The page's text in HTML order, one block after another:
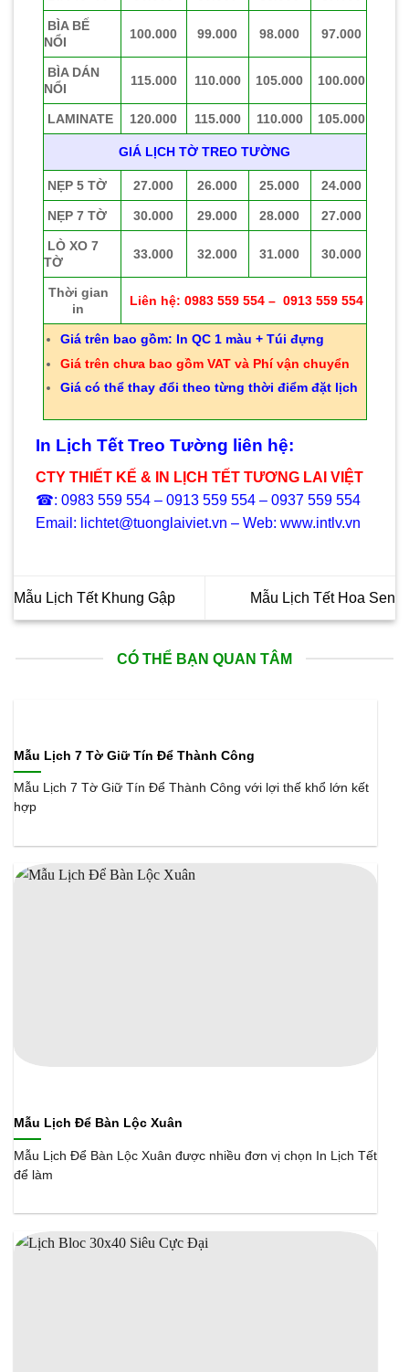
BÌA BẾ
NỔI
100.000 99.000 98.000 97.000
BÌA DÁN
NỔI
115.000 110.000 105.000 100.000
LAMINATE 120.000 115.000 110.000 105.000
GIÁ LỊCH TỜ TREO TƯỜNG
NẸP 5 TỜ 27.000 26.000 25.000 24.000
NẸP 7 TỜ 30.000 29.000 28.000 27.000
LÒ XO 7
TỜ
33.000 32.000 31.000 30.000
Thời gian
in
Liên hệ: 0983 559 554 – 0913 559 554
Giá trên bao gồm: In QC 1 màu + Túi đựng
Giá trên chưa bao gồm VAT và Phí vận chuyển
Giá có thể thay đổi theo từng thời điểm đặt lịch
In Lịch Tết Treo Tường liên hệ:
CTY THIẾT KẾ & IN LỊCH TẾT TƯƠNG LAI VIỆT
☎: 0983 559 554 – 0913 559 554 – 0937 559 554
Email: lichtet@tuonglaiviet.vn – Web: www.intlv.vn
Mẫu Lịch Tết Khung Gập Mẫu Lịch Tết Hoa Sen
CÓ THỂ BẠN QUAN TÂM
Mẫu Lịch 7 Tờ Giữ Tín Để Thành Công
Mẫu Lịch 7 Tờ Giữ Tín Để Thành Công với lợi thế khổ lớn kết
hợp
Mẫu Lịch Để Bàn Lộc Xuân
Mẫu Lịch Để Bàn Lộc Xuân được nhiều đơn vị chọn In Lịch Tết
để làm